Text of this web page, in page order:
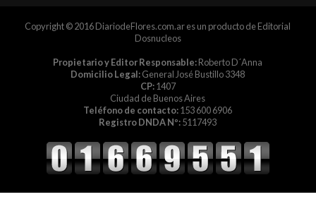
Copyright © 2016 DiariodeFlores.com.ar es un producto de Editorial
Dosnucleos
Propietario y Editor Responsable:Roberto D´Anna
Domicilio Legal:General José Bustillo 3348
CP:1407
Ciudad de Buenos Aires
Teléfono de contacto:153 600 6906
Registro DNDA Nº:5117493